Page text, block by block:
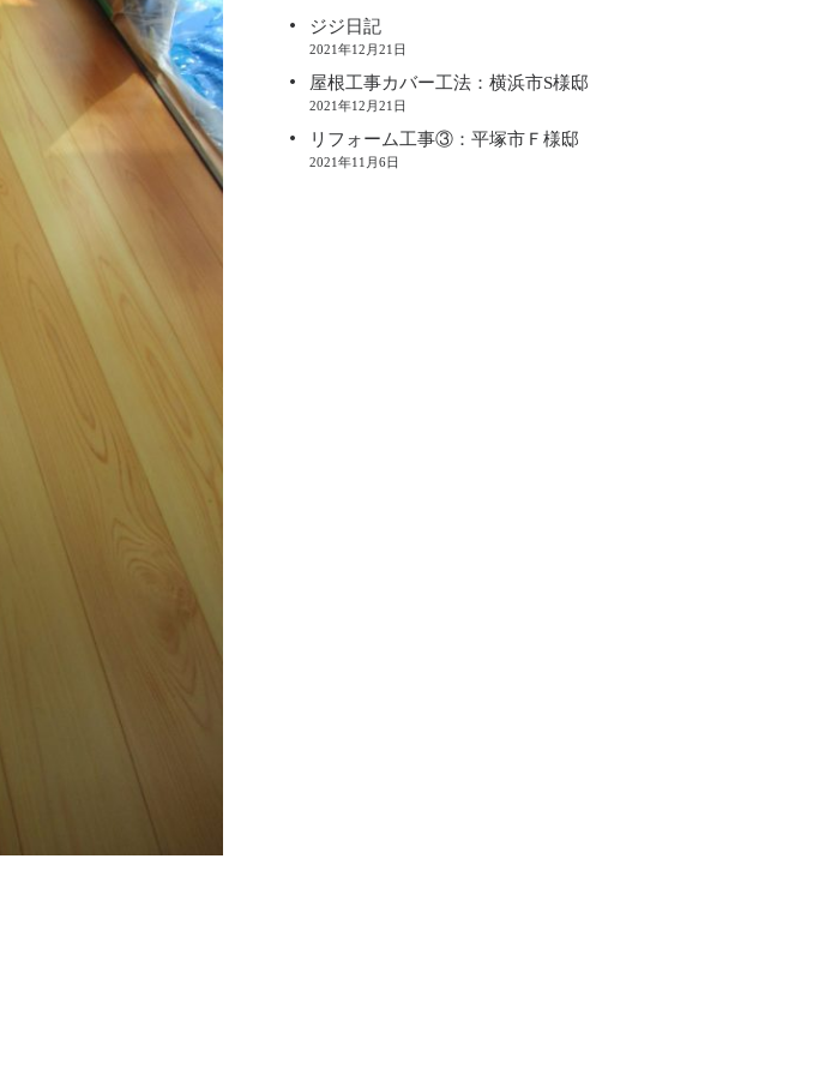
ジジ日記
2021年12月21日
屋根工事カバー工法：横浜市S様邸
2021年12月21日
リフォーム工事③：平塚市Ｆ様邸
2021年11月6日